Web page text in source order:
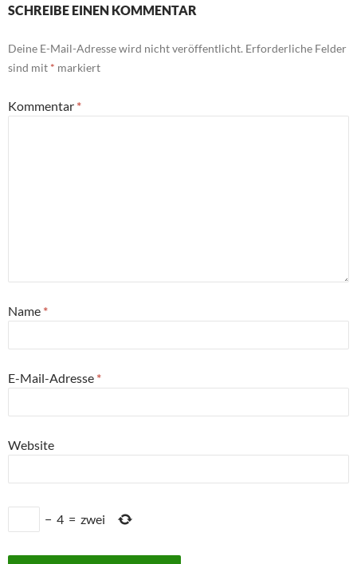
SCHREIBE EINEN KOMMENTAR
Deine E-Mail-Adresse wird nicht veröffentlicht. Erforderliche Felder
sind mit * markiert
Kommentar *
Name *
E-Mail-Adresse *
Website
− 4 = zwei